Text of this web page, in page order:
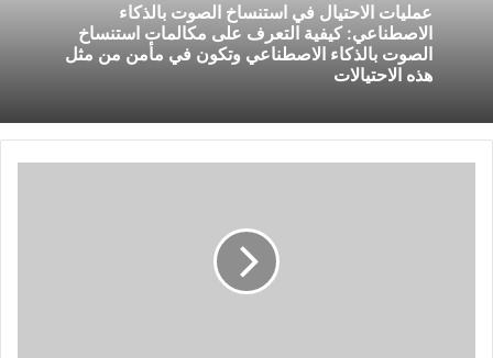
عمليات الاحتيال في استنساخ الصوت بالذكاء
الاصطناعي: كيفية التعرف على مكالمات استنساخ
الصوت بالذكاء الاصطناعي وتكون في مأمن من مثل
هذه الاحتيالات